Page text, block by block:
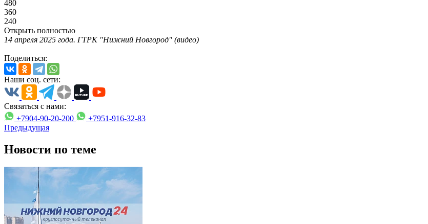
480
360
240
Открыть полностью
14 апреля 2025 года. ГТРК "Нижний Новгород" (видео)
Поделиться:
Наши соц. сети:
Связаться с нами:
+7904-90-20-200
+7951-916-32-83
Предыдущая
Новости по теме